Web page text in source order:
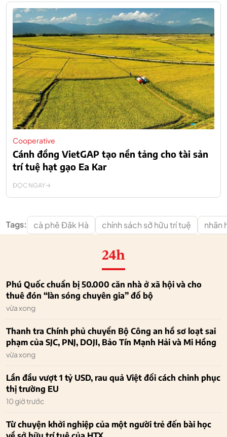
Cooperative
Cánh đồng VietGAP tạo nền tảng cho tài sản
trí tuệ hạt gạo Ea Kar
ĐỌC NGAY
Tags: cà phê Đăk Hà chính sách sở hữu trí tuệ nhãn
24h
Phú Quốc chuẩn bị 50.000 căn nhà ở xã hội và cho
thuê đón “làn sóng chuyên gia” đổ bộ
vừa xong
Thanh tra Chính phủ chuyển Bộ Công an hồ sơ loạt sai
phạm của SJC, PNJ, DOJI, Bảo Tín Mạnh Hải và Mi Hồng
vừa xong
Lần đầu vượt 1 tỷ USD, rau quả Việt đổi cách chinh phục
thị trường EU
10 giờ trước
Từ chuyện khởi nghiệp của một người trẻ đến bài học